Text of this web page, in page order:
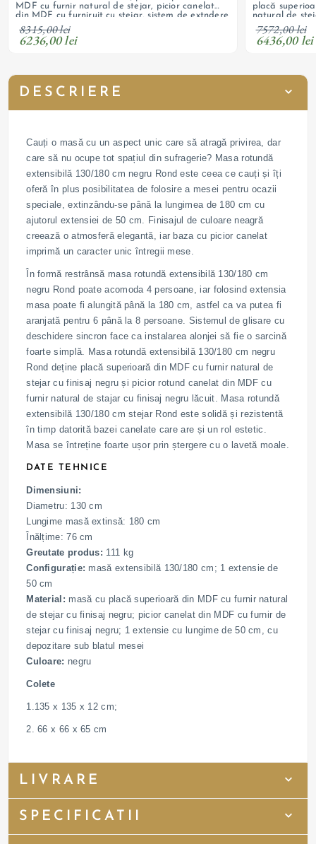
MDF cu furnir natural de stejar, picior canelat
din MDF cu furniruit cu stejar, sistem de extndere
sincron, extensie cu depozitare sub blat
8315,00 lei
6236,00 lei
placă
natural de
masiv, sistem
7572,00 lei
6436,00 lei
DESCRIERE
Cauți o masă cu un aspect unic care să atragă privirea, dar
care să nu ocupe tot spațiul din sufragerie? Masa rotundă
extensibilă 130/180 cm negru Rond este ceea ce cauți și îți
oferă în plus posibilitatea de folosire a mesei pentru ocazii
speciale, extinzându-se până la lungimea de 180 cm cu
ajutorul extensiei de 50 cm. Finisajul de culoare neagră
creează o atmosferă elegantă, iar baza cu picior canelat
imprimă un caracter unic întregii mese.
În formă restrânsă masa rotundă extensibilă 130/180 cm
negru Rond poate acomoda 4 persoane, iar folosind extensia
masa poate fi alungită până la 180 cm, astfel ca va putea fi
aranjată pentru 6 până la 8 persoane. Sistemul de glisare cu
deschidere sincron face ca instalarea alonjei să fie o sarcină
foarte simplă. Masa rotundă extensibilă 130/180 cm negru
Rond deține placă superioară din MDF cu furnir natural de
stejar cu finisaj negru și picior rotund canelat din MDF cu
furnir natural de stajar cu finisaj negru lăcuit. Masa rotundă
extensibilă 130/180 cm stejar Rond este solidă și rezistentă
în timp datorită bazei canelate care are și un rol estetic.
Masa se întreține foarte ușor prin ștergere cu o lavetă moale.
DATE TEHNICE
Dimensiuni:
Diametru: 130 cm
Lungime masă extinsă: 180 cm
Înălțime: 76 cm
Greutate produs: 111 kg
Configurație: masă extensibilă 130/180 cm; 1 extensie de
50 cm
Material: masă cu placă superioară din MDF cu furnir natural
de stejar cu finisaj negru; picior canelat din MDF cu furnir de
stejar cu finisaj negru; 1 extensie cu lungime de 50 cm, cu
depozitare sub blatul mesei
Culoare: negru
Colete
1.135 x 135 x 12 cm;
2. 66 x 66 x 65 cm
LIVRARE
SPECIFICATII